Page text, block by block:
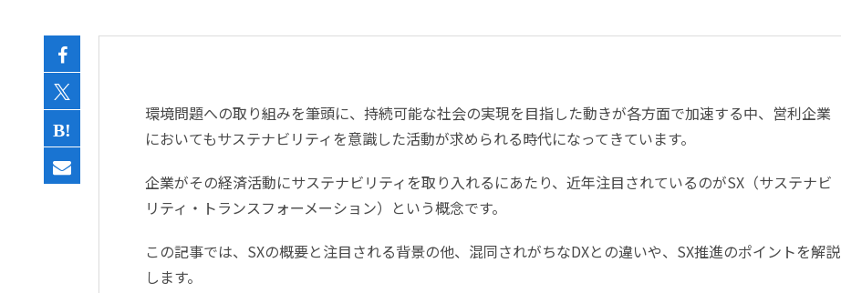
環境問題への取り組みを筆頭に、持続可能な社会の実現を目指した動きが各方面で加速する中、営利企業
においてもサステナビリティを意識した活動が求められる時代になってきています。
企業がその経済活動にサステナビリティを取り入れるにあたり、近年注目されているのがSX（サステナビ
リティ・トランスフォーメーション）という概念です。
この記事では、SXの概要と注目される背景の他、混同されがちなDXとの違いや、SX推進のポイントを解説
します。